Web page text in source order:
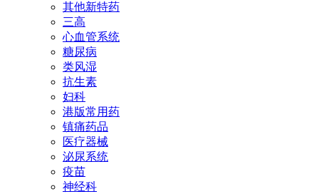
其他新特药
三高
心血管系统
糖尿病
类风湿
抗生素
妇科
港版常用药
镇痛药品
医疗器械
泌尿系统
疫苗
神经科